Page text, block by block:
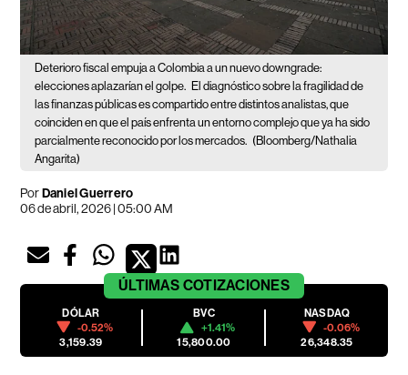
Deterioro fiscal empuja a Colombia a un nuevo downgrade:
elecciones aplazarían el golpe. El diagnóstico sobre la fragilidad de
las finanzas públicas es compartido entre distintos analistas, que
coinciden en que el país enfrenta un entorno complejo que ya ha sido
parcialmente reconocido por los mercados. (Bloomberg/Nathalia
Angarita)
PorDaniel Guerrero
06 de abril, 2026 | 05:00 AM
ÚLTIMAS COTIZACIONES
DÓLAR
-0.52%
3,159.39
BVC
+1.41%
15,800.00
NASDAQ
-0.06%
26,348.35